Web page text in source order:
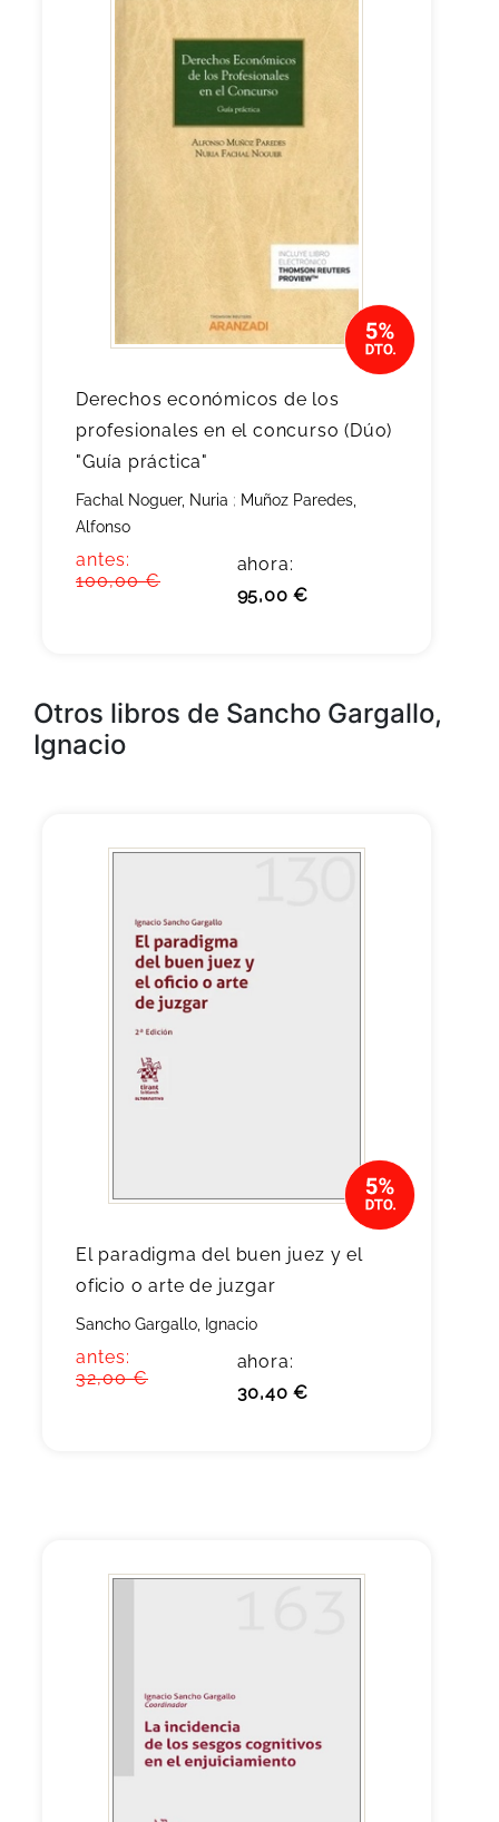
Derechos económicos de los
profesionales en el concurso (Dúo)
"Guía práctica"
Fachal Noguer, Nuria ; Muñoz Paredes,
Alfonso
antes:
100,00 €
ahora:
95,00 €
Otros libros de Sancho Gargallo,
Ignacio
El paradigma del buen juez y el
oficio o arte de juzgar
Sancho Gargallo, Ignacio
antes:
32,00 €
ahora:
30,40 €